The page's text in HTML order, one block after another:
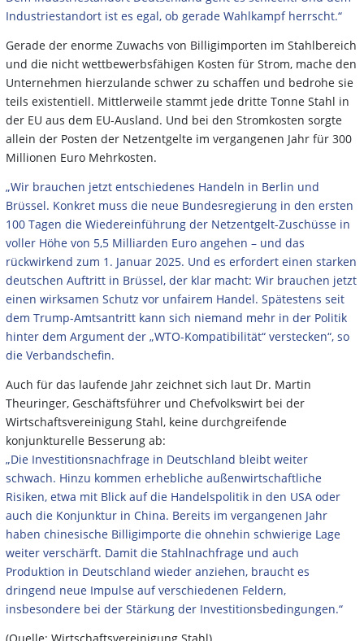
Industriestandort ist es egal, ob gerade Wahlkampf herrscht.“
Gerade der enorme Zuwachs von Billigimporten im Stahlbereich
und die nicht wettbewerbsfähigen Kosten für Strom, mache den
Unternehmen hierzulande schwer zu schaffen und bedrohe sie
teils existentiell. Mittlerweile stammt jede dritte Tonne Stahl in
der EU aus dem EU-Ausland. Und bei den Stromkosten sorgte
allein der Posten der Netzentgelte im vergangenen Jahr für 300
Millionen Euro Mehrkosten.
„Wir brauchen jetzt entschiedenes Handeln in Berlin und
Brüssel. Konkret muss die neue Bundesregierung in den ersten
100 Tagen die Wiedereinführung der Netzentgelt-Zuschüsse in
voller Höhe von 5,5 Milliarden Euro angehen – und das
rückwirkend zum 1. Januar 2025. Und es erfordert einen starken
deutschen Auftritt in Brüssel, der klar macht: Wir brauchen jetzt
einen wirksamen Schutz vor unfairem Handel. Spätestens seit
dem Trump-Amtsantritt kann sich niemand mehr in der Politik
hinter dem Argument der „WTO-Kompatibilität“ verstecken“, so
die Verbandschefin.
Auch für das laufende Jahr zeichnet sich laut Dr. Martin
Theuringer, Geschäftsführer und Chefvolkswirt bei der
Wirtschaftsvereinigung Stahl, keine durchgreifende
konjunkturelle Besserung ab:
„Die Investitionsnachfrage in Deutschland bleibt weiter
schwach. Hinzu kommen erhebliche außenwirtschaftliche
Risiken, etwa mit Blick auf die Handelspolitik in den USA oder
auch die Konjunktur in China. Bereits im vergangenen Jahr
haben chinesische Billigimporte die ohnehin schwierige Lage
weiter verschärft. Damit die Stahlnachfrage und auch
Produktion in Deutschland wieder anziehen, braucht es
dringend neue Impulse auf verschiedenen Feldern,
insbesondere bei der Stärkung der Investitionsbedingungen.“